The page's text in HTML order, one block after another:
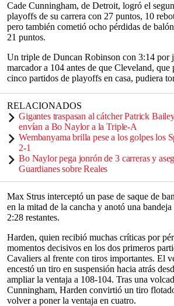
Cade Cunningham, de Detroit, logró el
playoffs de su carrera con 27 puntos, 10
pero también cometió ocho pérdidas de
21 puntos.
Un triple de Duncan Robinson con 3:14 por
marcador a 104 antes de que Cleveland, que
cinco partidos de playoffs en casa, pudiera
RELACIONADOS
Gigantes traspasan al cátcher Patrick
envían a Bo Naylor a la Triple-A
Wembanyama brilla pese a los golpes los
2-1
Bo Naylor pega jonrón de 3 carreras y
Guardianes sobre Reales
Max Strus interceptó un pase de saque de
en la mitad de la cancha y anotó una
2:28 restantes.
Harden, quien recibió muchas críticas por
momentos decisivos en los dos primeros
Cavaliers al frente con tiros importantes. El
encestó un tiro en suspensión hacia atrás
ampliar la ventaja a 108-104. Tras una
Cunningham, Harden convirtió un tiro
volver a poner la ventaja en cuatro.